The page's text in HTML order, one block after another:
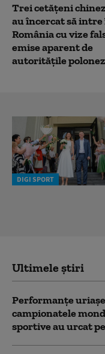
Trei cetăţeni
au încercat să intre
România cu vize
emise aparent de
autorităţile
DIGI SPORT
Ultimele știri
Performanțe
campionatele
sportive au urcat